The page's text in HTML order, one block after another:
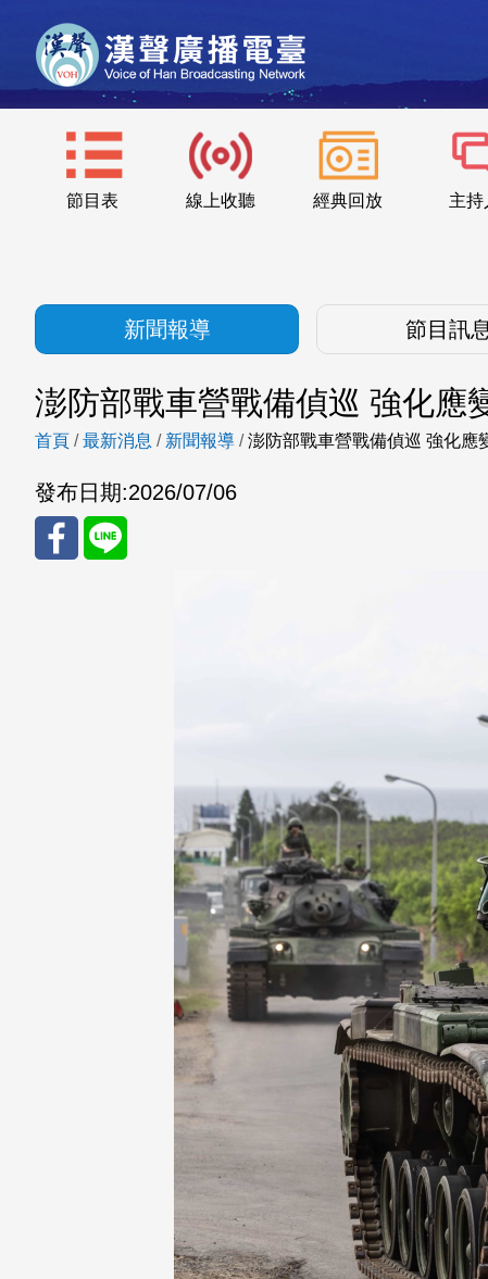
節目表 線上收聽 經典回放 主持
新聞報導 節目訊
澎防部戰車營戰備偵巡 強化應
首頁 /最新消息 / 新聞報導 /澎防部戰車營戰備偵巡 強化應
發布日期:2026/07/06